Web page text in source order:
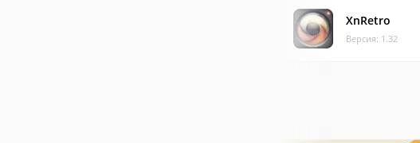
XnRetro
Версия: 1.32